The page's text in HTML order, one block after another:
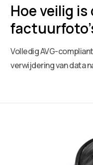
Hoe veilig
Volledig AVG-
verwijdering van data